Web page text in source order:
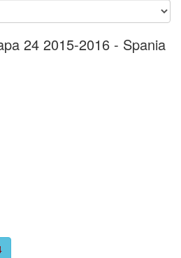
24 2015-2016 - Spania